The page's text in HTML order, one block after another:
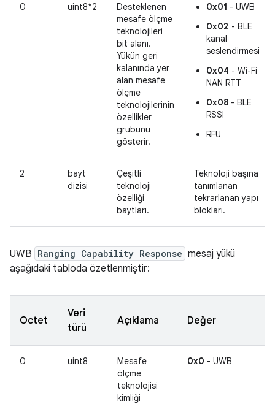
0 uint8*2
Desteklenen
mesafe ölçme
teknolojileri
bit alanı.
Yükün geri
kalanında yer
alan mesafe
ölçme
teknolojilerinin
özellikler
grubunu
gösterir.
0x01 - UWB
0x02 - BLE
kanal
seslendirmesi
0x04 - Wi-Fi
NAN RTT
0x08 - BLE
RSSI
RFU
2
bayt
dizisi
Çeşitli
teknoloji
özelliği
baytları.
Teknoloji başına
tanımlanan
tekrarlanan yapı
blokları.
UWB Ranging Capability Response mesaj yükü
aşağıdaki tabloda özetlenmiştir:
Octet
Veri
türü
Açıklama Değer
0 uint8
Mesafe
ölçme
teknolojisi
kimliği
0x0 - UWB